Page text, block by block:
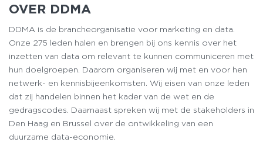
OVER DDMA
DDMA is de brancheorganisatie voor marketing en data.
Onze 275 leden halen en brengen bij ons kennis over het
inzetten van data om relevant te kunnen communiceren met
hun doelgroepen. Daarom organiseren wij met en voor hen
netwerk- en kennisbijeenkomsten. Wij eisen van onze leden
dat zij handelen binnen het kader van de wet en de
gedragscodes. Daarnaast spreken wij met de stakeholders in
Den Haag en Brussel over de ontwikkeling van een
duurzame data-economie.